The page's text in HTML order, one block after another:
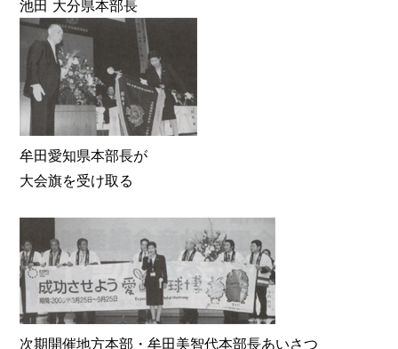
池田 大分県本部長
牟田愛知県本部長が
大会旗を受け取る
次期開催地方本部・牟田美智代本部長あいさつ